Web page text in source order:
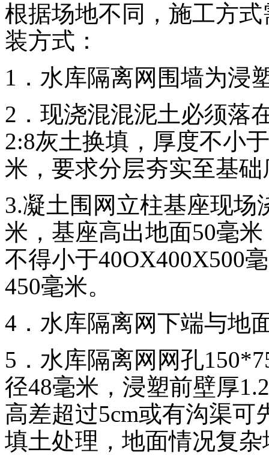
根据场地不同，施工方
装方式：
1．水库隔离网围墙为浸
2．现浇混混泥土必须落
2:8灰土换填，厚度不小
米，要求分层夯实至基
3.凝土围网立柱基座现场
米，基座高出地面50毫
不得小于40OX400X500
450毫米。
4．水库隔离网下端与地
5．水库隔离网网孔
径48毫米，浸塑前壁厚
高差超过5cm或有沟渠
填土处理，地面情况复